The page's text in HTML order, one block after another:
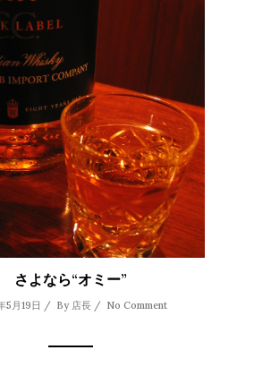
さよなら“オミー”
5月19日 / By 店長/ No Comment